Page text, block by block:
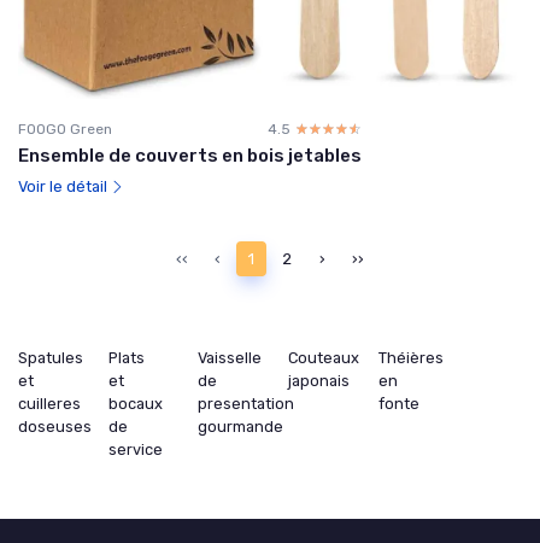
FOOGO Green 4.5 ☆☆☆☆☆
★★★★★
Ensemble de couverts en bois jetables
Voir le détail
‹‹ ‹ 1 2 › ››
Spatules
et
cuilleres
doseuses
Plats
et
bocaux
de
service
Vaisselle
de
presentation
gourmande
Couteaux
japonais
Théières
en
fonte